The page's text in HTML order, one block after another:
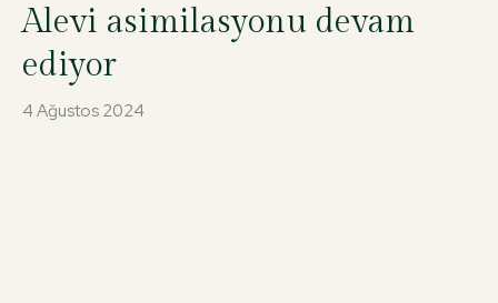
Alevi asimilasyonu devam
ediyor
4 Ağustos 2024